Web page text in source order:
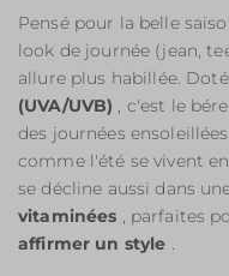
Pensé pour la belle
look de journée (jean,
allure plus habillée.
(UVA/UVB) , c'est le
des journées
comme l'été se vivent
se décline aussi dans
vitaminées , parfaites
affirmer un style .